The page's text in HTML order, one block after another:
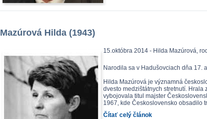
Mazúrová Hilda (1943)
15.októbra 2014 - Hilda Mazúrová,
Narodila sa v Hadušovciach dňa 17.
Hilda Mazúrová je významná
dvesto medzištátnych stretnutí. Hrala
vybojovala titul majster
1967, kde Československo obsadilo
Čítať celý článok